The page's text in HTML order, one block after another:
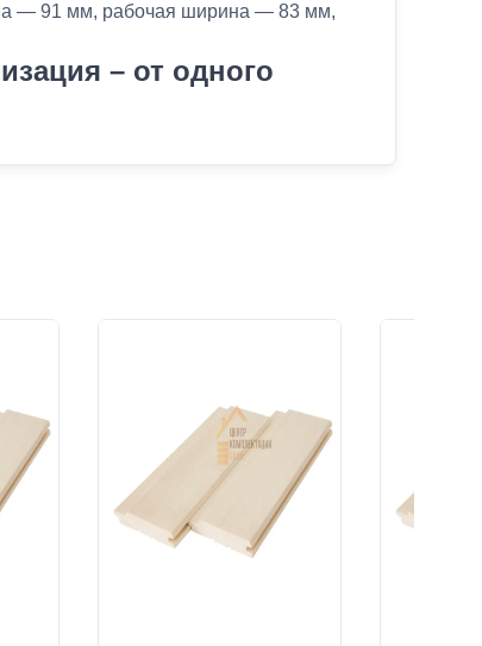
— 91 мм, рабочая ширина — 83 мм,
– от одного